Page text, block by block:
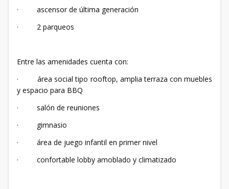
· ascensor de última generación
· 2 parqueos
Entre las amenidades cuenta con:
· área social tipo rooftop, amplia terraza con muebles
y espacio para BBQ
· salón de reuniones
· gimnasio
· área de juego infantil en primer nivel
· confortable lobby amoblado y climatizado